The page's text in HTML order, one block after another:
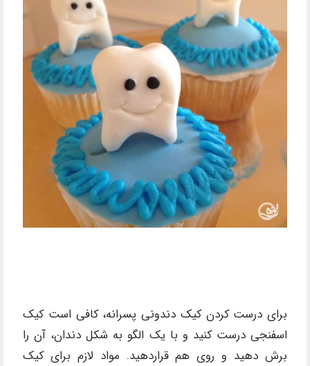
برای درست کردن کیک دندونی پسرانه، کافی است کیک
اسفنجی درست کنید و با یک الگو به شکل دندان، آن را
برش دهید و روی هم قراردهید. مواد لازم برای کیک